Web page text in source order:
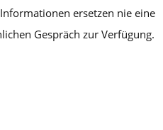
ersetzen nie eine
Gespräch zur Verfügung.